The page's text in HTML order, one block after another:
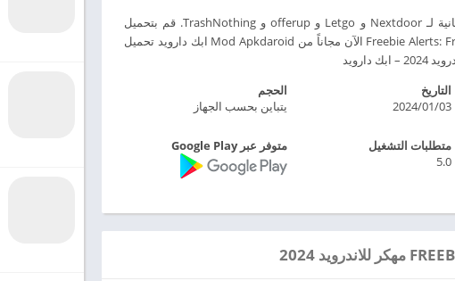
احصل على إخطارات بالأشياء المجانية لـ Nextdoor و Letgo و offerup و TrashNothing. قم بتحميل
تطبيق تحميل تطبيق Freebie Alerts: Free Stuff App الآن مجاناً من Mod Apkdaroid ابك دارويد تحميل
التاريخ
2024/01/03
الحجم
يتباين بحسب الجهاز
متطلبات التشغيل
5.0
متوفر عبر Google Play